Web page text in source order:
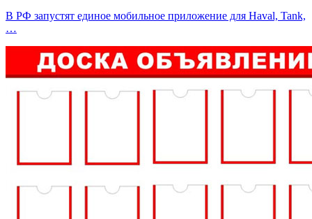
В РФ запустят единое мобильное приложение для Haval, Tank,
…